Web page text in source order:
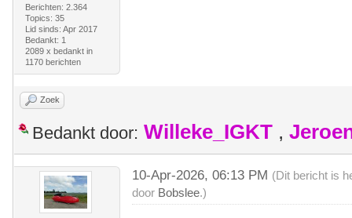
Berichten: 2.364
Topics: 35
Lid sinds: Apr 2017
Bedankt: 1
2089 x bedankt in
1170 berichten
Zoek
Bedankt door: Willeke_IGKT ,
10-Apr-2026, 06:13 PM (Dit bericht is
door Bobslee.)